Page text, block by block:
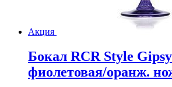
Акция
Бокал RCR Style
фиолетовая/оранж.